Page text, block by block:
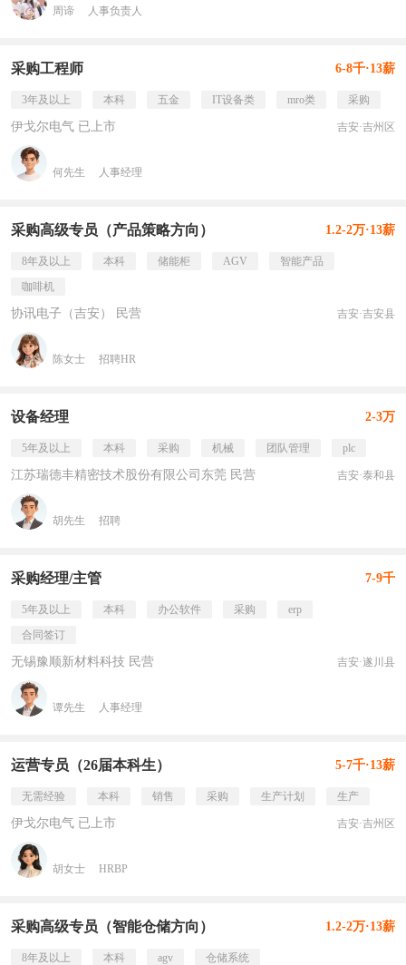
周谛 人事负责人
采购工程师 6-8千·13薪
3年及以上 本科 五金 IT设备类 mro类 采购
伊戈尔电气 已上市 吉安·吉州区
何先生 人事经理
采购高级专员（产品策略方向） 1.2-2万·13薪
8年及以上 本科 储能柜 AGV
智能产品
咖啡机
协讯电子（吉安） 民营 吉安·吉安县
陈女士 招聘HR
设备经理 2-3万
5年及以上 本科 采购 机械 团队管理 plc
江苏瑞德丰精密技术股份有限公司东莞 民营 吉安·泰和县
胡先生 招聘
采购经理/主管 7-9千
5年及以上 本科 办公软件 采购
erp
合同签订
无锡豫顺新材料科技 民营 吉安·遂川县
谭先生 人事经理
运营专员（26届本科生） 5-7千·13薪
无需经验 本科 销售 采购 生产计划 生产
伊戈尔电气 已上市 吉安·吉州区
胡女士 HRBP
采购高级专员（智能仓储方向） 1.2-2万·13薪
8年及以上 本科 agv 仓储系统